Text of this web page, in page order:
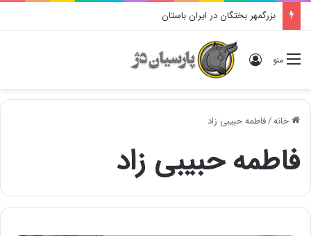
بزرگمهر بختگان در ایران باستان
منو ورود
خانه/فاطمه حبیبی زاد
فاطمه حبیبی زاد